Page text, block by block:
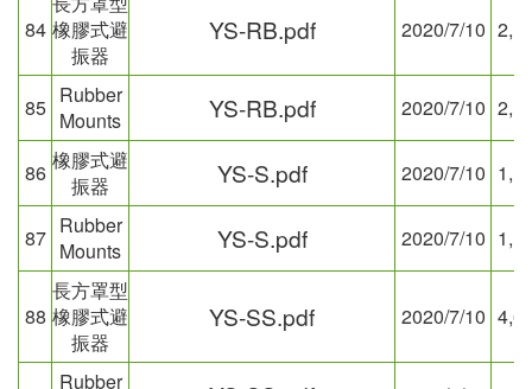
84 橡膠式避
振器
YS-RB.pdf 2020/7/10
85 Rubber
Mounts
YS-RB.pdf 2020/7/10
86 橡膠式避
振器
YS-S.pdf 2020/7/10
87 Rubber
Mounts
YS-S.pdf 2020/7/10
88
長方罩型
橡膠式避
振器
YS-SS.pdf 2020/7/10
Rubber